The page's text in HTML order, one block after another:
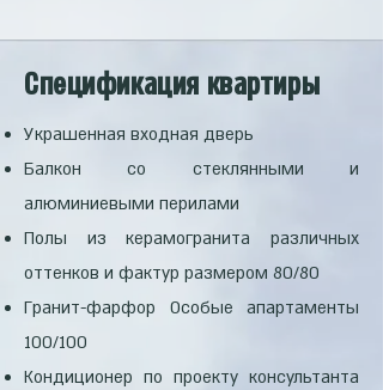
Спецификация квартиры
Украшенная входная дверь
Балкон со стеклянными и
алюминиевыми перилами
Полы из керамогранита различных
оттенков и фактур размером 80/80
Гранит-фарфор Особые апартаменты
100/100
Кондиционер по проекту консультанта